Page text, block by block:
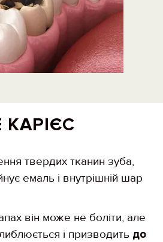
твердих тканин зуба,
емаль і внутрішній шар
він може не боліти, але
і призводить до